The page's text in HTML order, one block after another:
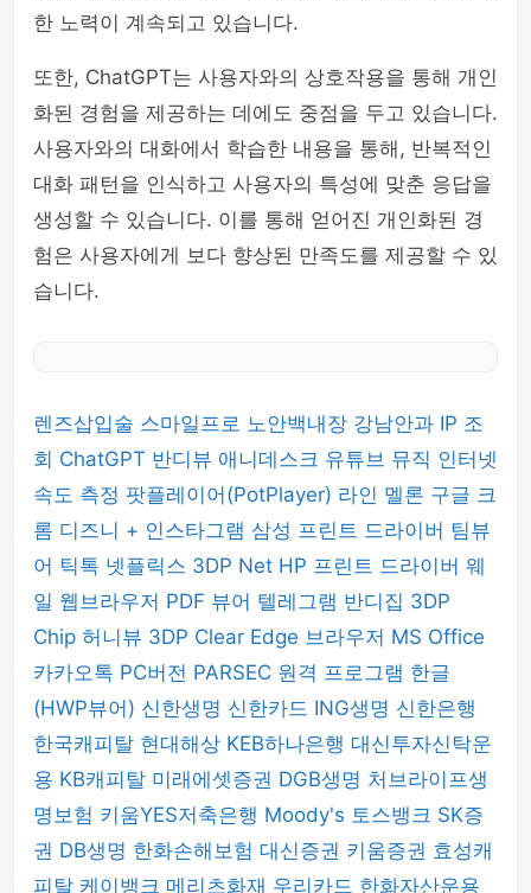
한 노력이 계속되고 있습니다.
또한, ChatGPT는 사용자와의 상호작용을 통해 개인
화된 경험을 제공하는 데에도 중점을 두고 있습니다.
사용자와의 대화에서 학습한 내용을 통해, 반복적인
대화 패턴을 인식하고 사용자의 특성에 맞춘 응답을
생성할 수 있습니다. 이를 통해 얻어진 개인화된 경
험은 사용자에게 보다 향상된 만족도를 제공할 수 있
습니다.
렌즈삽입술 스마일프로 노안백내장 강남안과 IP 조
회 ChatGPT 반디뷰 애니데스크 유튜브 뮤직 인터넷
속도 측정 팟플레이어(PotPlayer) 라인 멜론 구글 크
롬 디즈니 + 인스타그램 삼성 프린트 드라이버 팀뷰
어 틱톡 넷플릭스 3DP Net HP 프린트 드라이버 웨
일 웹브라우저 PDF 뷰어 텔레그램 반디집 3DP
Chip 허니뷰 3DP Clear Edge 브라우저 MS Office
카카오톡 PC버전 PARSEC 원격 프로그램 한글
(HWP뷰어) 신한생명 신한카드 ING생명 신한은행
한국캐피탈 현대해상 KEB하나은행 대신투자신탁운
용 KB캐피탈 미래에셋증권 DGB생명 처브라이프생
명보험 키움YES저축은행 Moody's 토스뱅크 SK증
권 DB생명 한화손해보험 대신증권 키움증권 효성캐
피탈 케이뱅크 메리츠화재 우리카드 한화자산운용